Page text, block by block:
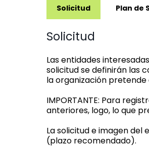
Solicitud Plan de
Solicitud
Las entidades
solicitud se definirán las
la organización pretende
IMPORTANTE: Para
anteriores, logo, lo que
La solicitud e imagen
(plazo recomendado).